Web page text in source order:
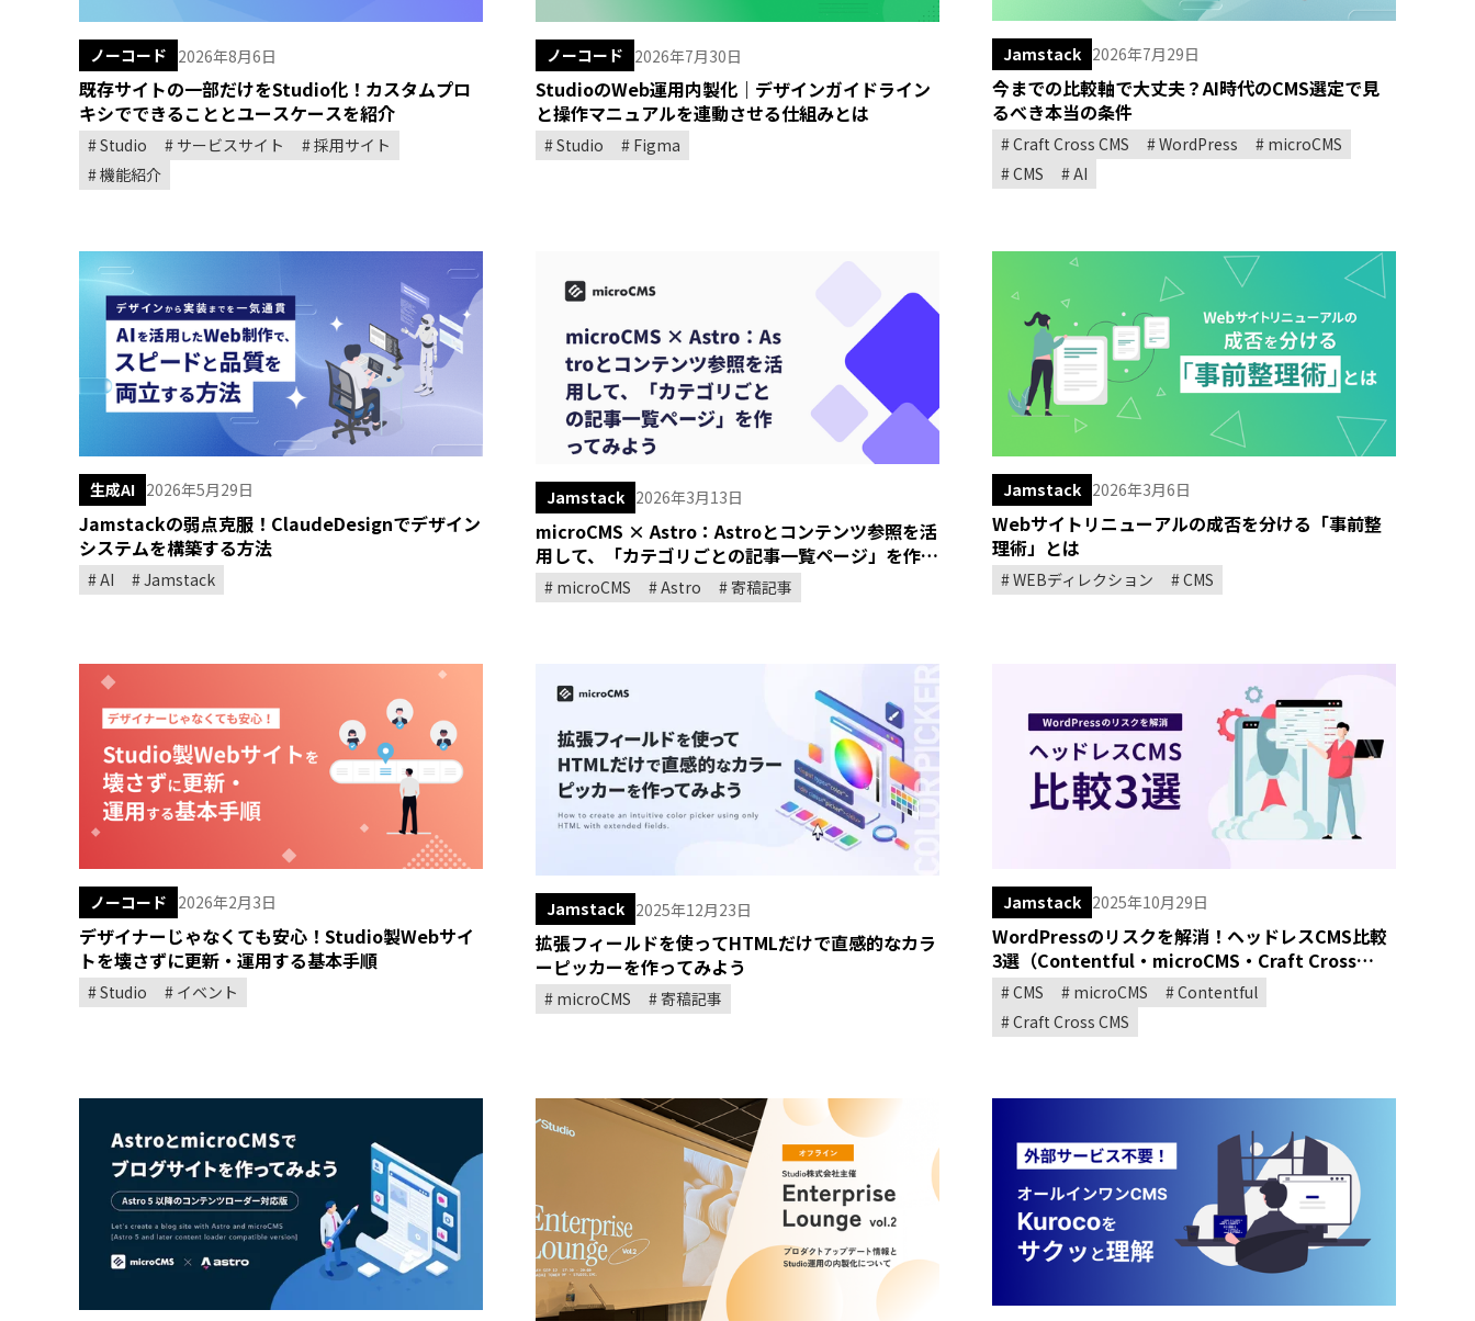
ノーコード 2026年8月6日
既存サイトの一部だけをStudio化！カスタムプロ
キシでできることとユースケースを紹介
Studio サービスサイト
採用サイト
機能紹介
ノーコード 2026年7月30日
StudioのWeb運用内製化｜デザインガイドライン
と操作マニュアルを連動させる仕組みとは
Studio Figma
Jamstack 2026年7月29日
今までの比較軸で大丈夫？AI時代のCMS選定で見
るべき本当の条件
Craft Cross CMS WordPress
microCMS
CMS
AI
生成AI 2026年5月29日
Jamstackの弱点克服！ClaudeDesignでデザイン
システムを構築する方法
AI Jamstack
Jamstack 2026年3月13日
microCMS × Astro：Astroとコンテンツ参照を活
用して、「カテゴリごとの記事一覧ページ」を作っ
てみよう
microCMS Astro 寄稿記事
Jamstack 2026年3月6日
Webサイトリニューアルの成否を分ける「事前整
理術」とは
WEBディレクション CMS
ノーコード 2026年2月3日
デザイナーじゃなくても安心！Studio製Webサイ
トを壊さずに更新・運用する基本手順
Studio イベント
Jamstack 2025年12月23日
拡張フィールドを使ってHTMLだけで直感的なカラ
ーピッカーを作ってみよう
microCMS 寄稿記事
Jamstack 2025年10月29日
WordPressのリスクを解消！ヘッドレスCMS比較
3選（Contentful・microCMS・Craft Cross
CMS）
CMS microCMS
Contentful
Craft Cross CMS